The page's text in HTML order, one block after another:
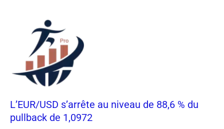
L’EUR/USD s’arrête au niveau de 88,6 % du
pullback de 1,0972